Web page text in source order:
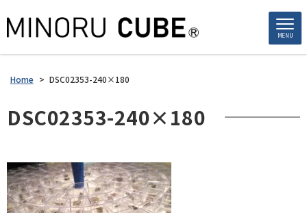
MENU
Home > DSC02353-240×180
DSC02353-240×180